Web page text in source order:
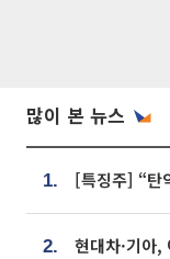
많이 본 뉴스
1.
2.